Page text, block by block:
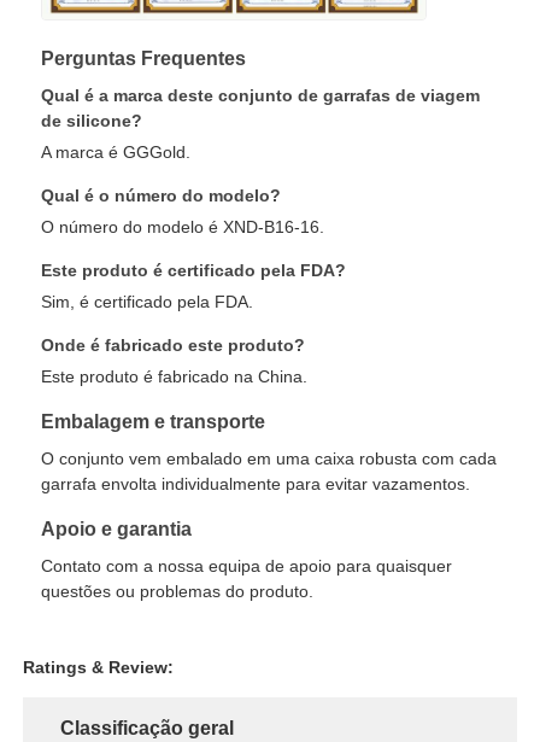
Perguntas Frequentes
Qual é a marca deste conjunto de garrafas de viagem
de silicone?
A marca é GGGold.
Qual é o número do modelo?
O número do modelo é XND-B16-16.
Este produto é certificado pela FDA?
Sim, é certificado pela FDA.
Onde é fabricado este produto?
Este produto é fabricado na China.
Embalagem e transporte
O conjunto vem embalado em uma caixa robusta com cada
garrafa envolta individualmente para evitar vazamentos.
Apoio e garantia
Contato com a nossa equipa de apoio para quaisquer
questões ou problemas do produto.
Ratings & Review:
Classificação geral